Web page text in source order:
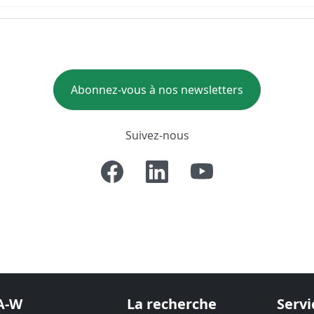
Abonnez-vous à nos newsletters
Suivez-nous
W La recherche